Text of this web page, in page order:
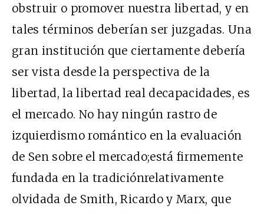
obstruir o promover nuestra libertad, y en
tales términos deberían ser juzgadas. Una
gran institución que ciertamente debería
ser vista desde la perspectiva de la
libertad, la libertad real decapacidades, es
el mercado. No hay ningún rastro de
izquierdismo romántico en la evaluación
de Sen sobre el mercado;está firmemente
fundada en la tradiciónrelativamente
olvidada de Smith, Ricardo y Marx, que